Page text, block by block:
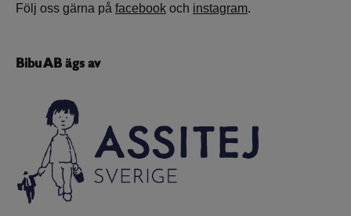
Följ oss gärna på facebook och instagram.
Bibu AB ägs av